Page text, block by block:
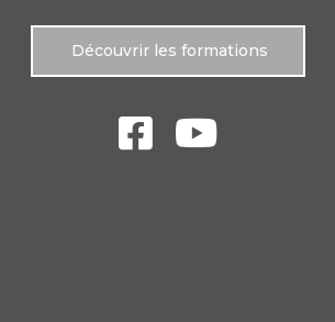
Découvrir les formations